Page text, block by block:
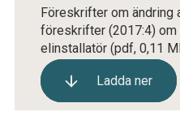
Föreskrifter om ändring
föreskrifter (2017:4)
elinstallatör (pdf, 0,11
Ladda ner